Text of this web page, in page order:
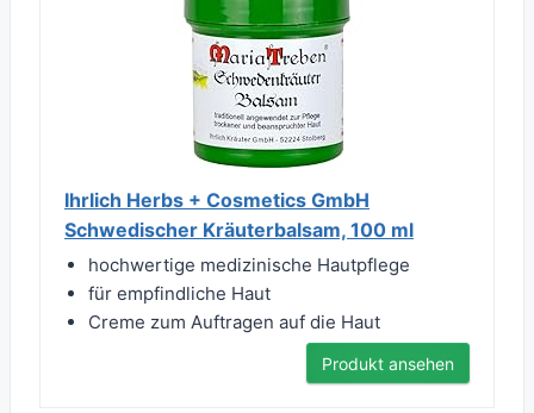
Ihrlich Herbs + Cosmetics GmbH
Schwedischer Kräuterbalsam, 100 ml
hochwertige medizinische Hautpflege
für empfindliche Haut
Creme zum Auftragen auf die Haut
Produkt ansehen